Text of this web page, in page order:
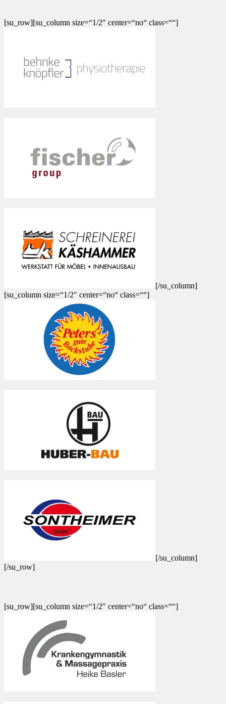
[su_row][su_column size=“1/2″ center=“no“ class=““]
[/su_column]
[su_column size=“1/2″ center=“no“ class=““]
[/su_column]
[/su_row]
[su_row][su_column size=“1/2″ center=“no“ class=““]